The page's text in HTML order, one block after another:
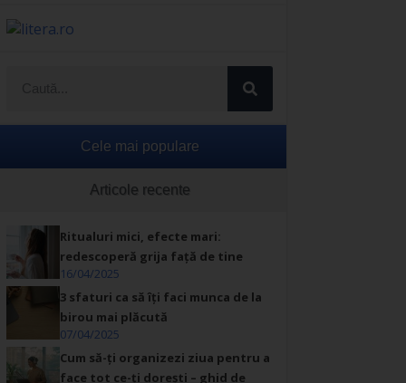
Cele mai populare
Articole recente
Ritualuri mici, efecte mari:
redescoperă grija față de tine
16/04/2025
3 sfaturi ca să îți faci munca de la
birou mai plăcută
07/04/2025
Cum să-ți organizezi ziua pentru a
face tot ce-ți dorești – ghid de